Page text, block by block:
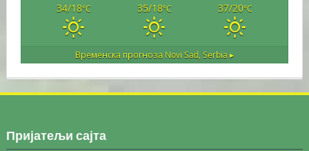
34/18°C 35/18°C 37/20°C
Временска прогноза Novi Sad, Serbia ▸
Пријатељи сајта